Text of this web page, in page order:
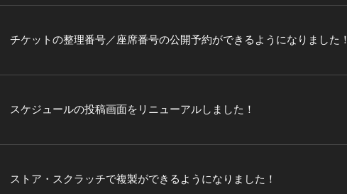
チケットの整理番号／座席番号の公開予約ができるようになりました！
スケジュールの投稿画面をリニューアルしました！
ストア・スクラッチで複製ができるようになりました！